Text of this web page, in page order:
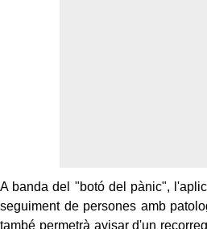
A banda del "botó del pànic",
seguiment de persones amb
també permetrà avisar d'un